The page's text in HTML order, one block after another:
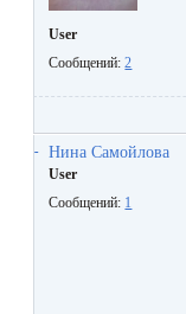
User
Сообщений:2
Нина Самойлова
User
Сообщений: 1